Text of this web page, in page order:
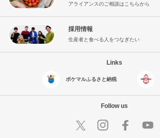
アライアンスのご相談はこちらから
採用情報
生産者と食べる人をつなぎたい
Links
ポケマルふるさと納税
Follow us